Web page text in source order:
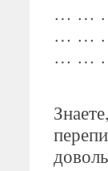
… …
… …
… …